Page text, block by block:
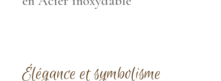
Élégance et symbolisme